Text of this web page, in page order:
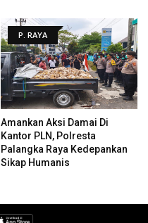
P. RAYA
Amankan Aksi Damai Di
Kantor PLN, Polresta
Palangka Raya Kedepankan
Sikap Humanis